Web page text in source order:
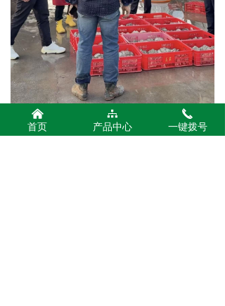
낀
首页
뀒
产品中心
끅
一键拨号